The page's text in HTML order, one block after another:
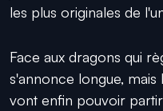
les plus originales de
Face aux dragons qui
s'annonce longue, mais
vont enfin pouvoir